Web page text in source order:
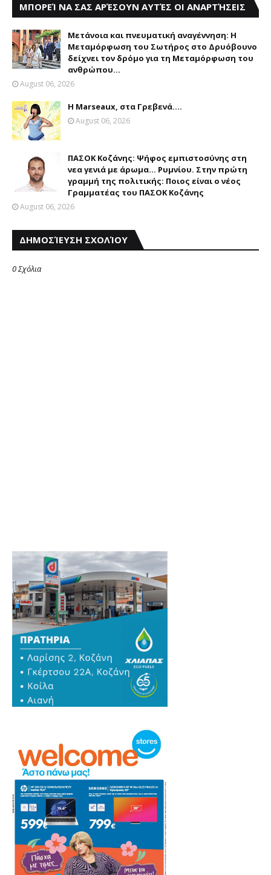
ΜΠΟΡΕΊ ΝΑ ΣΑΣ ΑΡΈΣΟΥΝ ΑΥΤΈΣ ΟΙ ΑΝΑΡΤΉΣΕΙΣ
Μετάνοια και πνευματική αναγέννηση: Η
Μεταμόρφωση του Σωτήρος στο Δρυόβουνο
δείχνει τον δρόμο για τη Μεταμόρφωση του
ανθρώπου...
August 06, 2026
Η Marseaux, στα Γρεβενά….
August 06, 2026
ΠΑΣΟΚ Κοζάνης: Ψήφος εμπιστοσύνης στη
νεα γενιά με άρωμα... Ρυμνίου. Στην πρώτη
γραμμή της πολιτικής: Ποιος είναι ο νέος
Γραμματέας του ΠΑΣΟΚ Κοζάνης
August 06, 2026
ΔΗΜΟΣΊΕΥΣΗ ΣΧΟΛΊΟΥ
0 Σχόλια